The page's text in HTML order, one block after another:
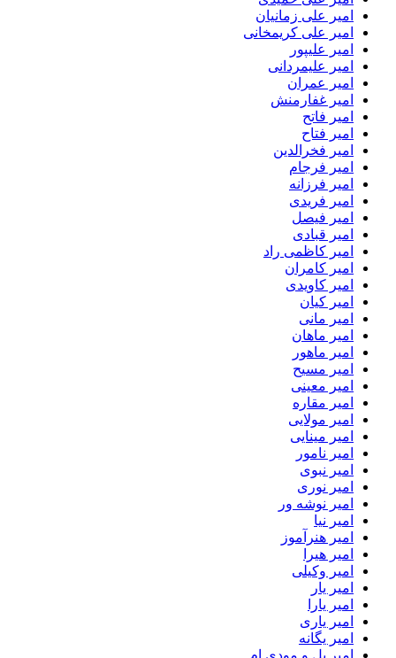
امیر علی زمانیان
امیر علی کریمخانی
امیر علیپور
امیر علیمردانی
امیر عمران
امیر غفارمنش
امیر فاتح
امیر فتاح
امیر فخرالدین
امیر فرجام
امیر فرزانه
امیر فریدی
امیر فیصل
امیر قبادی
امیر کاظمی راد
امیر کامران
امیر کاویدی
امیر کیان
امیر مانی
امیر ماهان
امیر ماهور
امیر مسیح
امیر معینی
امیر مقاره
امیر مولایی
امیر مینایی
امیر نامور
امیر نبوی
امیر نوری
امیر نوشه ور
امیر نیا
امیر هنرآموز
امیر هیرا
امیر وکیلی
امیر یار
امیر یارا
امیر یاری
امیر یگانه